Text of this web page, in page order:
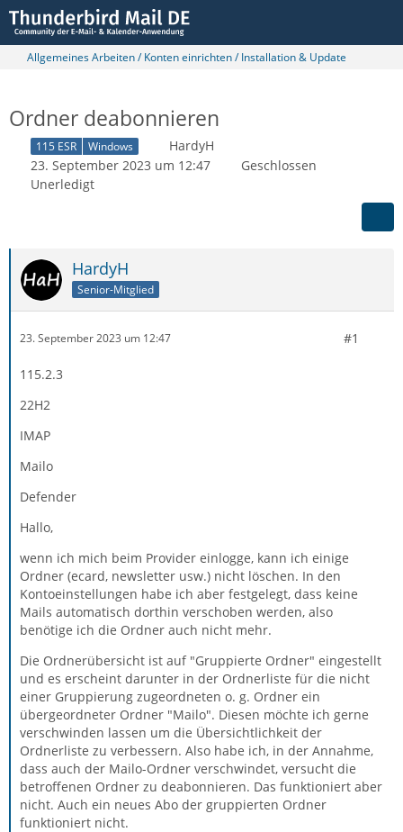
Allgemeines Arbeiten / Konten einrichten / Installation & Update
Ordner deabonnieren
115 ESR Windows
HardyH
23. September 2023 um 12:47
Geschlossen
Unerledigt
HardyH
Senior-Mitglied
23. September 2023 um 12:47 #1
115.2.3
22H2
IMAP
Mailo
Defender
Hallo,
wenn ich mich beim Provider einlogge, kann ich einige
Ordner (ecard, newsletter usw.) nicht löschen. In den
Kontoeinstellungen habe ich aber festgelegt, dass keine
Mails automatisch dorthin verschoben werden, also
benötige ich die Ordner auch nicht mehr.
Die Ordnerübersicht ist auf "Gruppierte Ordner" eingestellt
und es erscheint darunter in der Ordnerliste für die nicht
einer Gruppierung zugeordneten o. g. Ordner ein
übergeordneter Ordner "Mailo". Diesen möchte ich gerne
verschwinden lassen um die Übersichtlichkeit der
Ordnerliste zu verbessern. Also habe ich, in der Annahme,
dass auch der Mailo-Ordner verschwindet, versucht die
betroffenen Ordner zu deabonnieren. Das funktioniert aber
nicht. Auch ein neues Abo der gruppierten Ordner
funktioniert nicht.